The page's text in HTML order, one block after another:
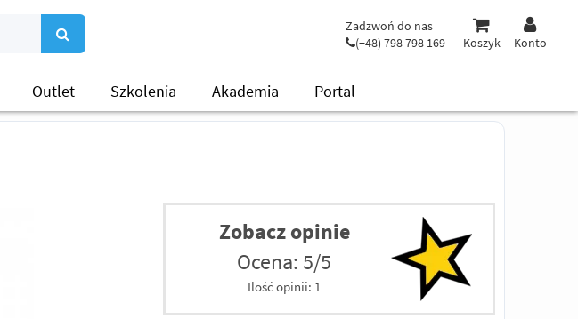
Zadzwoń do nas
(+48) 798 798 169
Koszyk Konto
Outlet Szkolenia Akademia Portal
Zobacz opinie
Ocena: 5/5
Ilość opinii: 1